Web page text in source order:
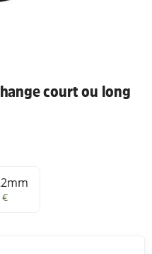
court ou long
Ø22mm
€